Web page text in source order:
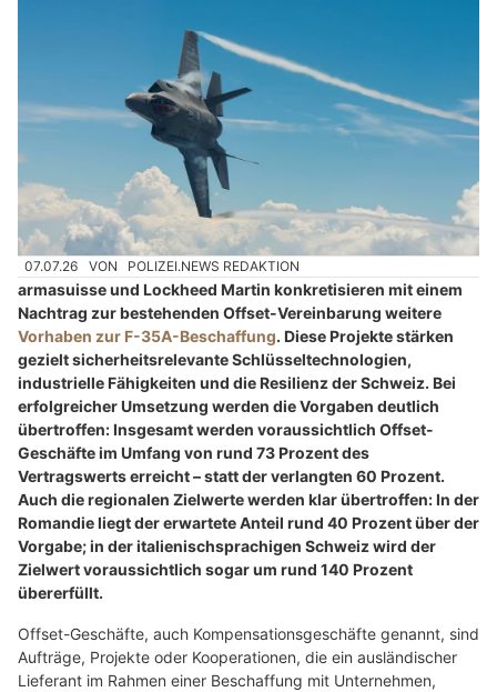
07.07.26 VON POLIZEI.NEWS REDAKTION
armasuisse und Lockheed Martin konkretisieren mit einem
Nachtrag zur bestehenden Offset-Vereinbarung weitere
Vorhaben zur F-35A-Beschaffung. Diese Projekte stärken
gezielt sicherheitsrelevante Schlüsseltechnologien,
industrielle Fähigkeiten und die Resilienz der Schweiz. Bei
erfolgreicher Umsetzung werden die Vorgaben deutlich
übertroffen: Insgesamt werden voraussichtlich Offset-
Geschäfte im Umfang von rund 73 Prozent des
Vertragswerts erreicht – statt der verlangten 60 Prozent.
Auch die regionalen Zielwerte werden klar übertroffen: In der
Romandie liegt der erwartete Anteil rund 40 Prozent über der
Vorgabe; in der italienischsprachigen Schweiz wird der
Zielwert voraussichtlich sogar um rund 140 Prozent
übererfüllt.
Offset-Geschäfte, auch Kompensationsgeschäfte genannt, sind
Aufträge, Projekte oder Kooperationen, die ein ausländischer
Lieferant im Rahmen einer Beschaffung mit Unternehmen,